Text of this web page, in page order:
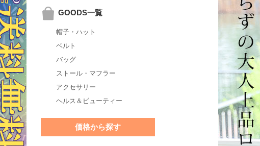
GOODS一覧
帽子・ハット
ベルト
バッグ
ストール・マフラー
アクセサリー
ヘルス＆ビューティー
価格から探す